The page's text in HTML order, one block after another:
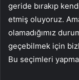
geride bırakıp
etmiş oluyoruz.
olamadığımız
geçebilmek için
Bu seçimleri